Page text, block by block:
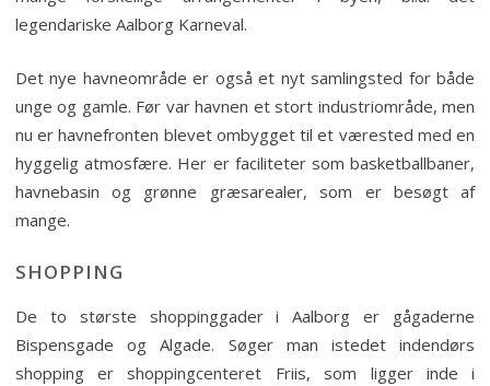
legendariske Aalborg Karneval.
Det nye havneområde er også et nyt samlingsted for både
unge og gamle. Før var havnen et stort industriområde, men
nu er havnefronten blevet ombygget til et værested med en
hyggelig atmosfære. Her er faciliteter som basketballbaner,
havnebasin og grønne græsarealer, som er besøgt af
mange.
SHOPPING
De to største shoppinggader i Aalborg er gågaderne
Bispensgade og Algade. Søger man istedet indendørs
shopping er shoppingcenteret Friis, som ligger inde i